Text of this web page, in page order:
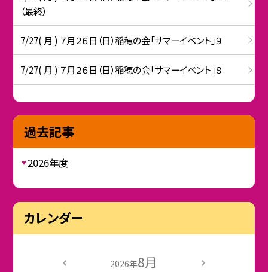
（最終）
7/27( 月 ) ７月２６日（日）稲穂の会「サマーイベント」９
7/27( 月 ) ７月２６日（日）稲穂の会「サマーイベント」８
過去記事
2026年度
カレンダー
2026年8月